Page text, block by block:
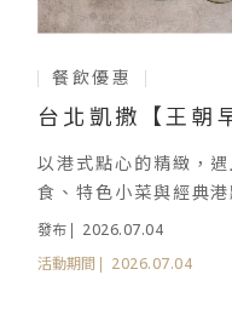
餐飲優惠
台北凱撒【王朝
開啟美好時光
以港式點心的精緻，
食、特色小菜與經典
層次的味覺體驗
發布 2026.07.04
活動期間 2026.07.04